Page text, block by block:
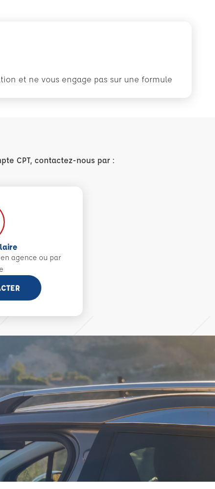
et ne vous engage pas sur une formule
CPT, contactez-nous par :
agence ou par